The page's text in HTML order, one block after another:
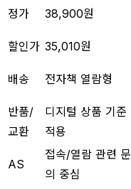
정가 38,900원
할인가 35,010원
배송 전자책 열람형
반품/
교환
디지털 상품 기준
적용
AS
접속/열람 관련 문
의 중심